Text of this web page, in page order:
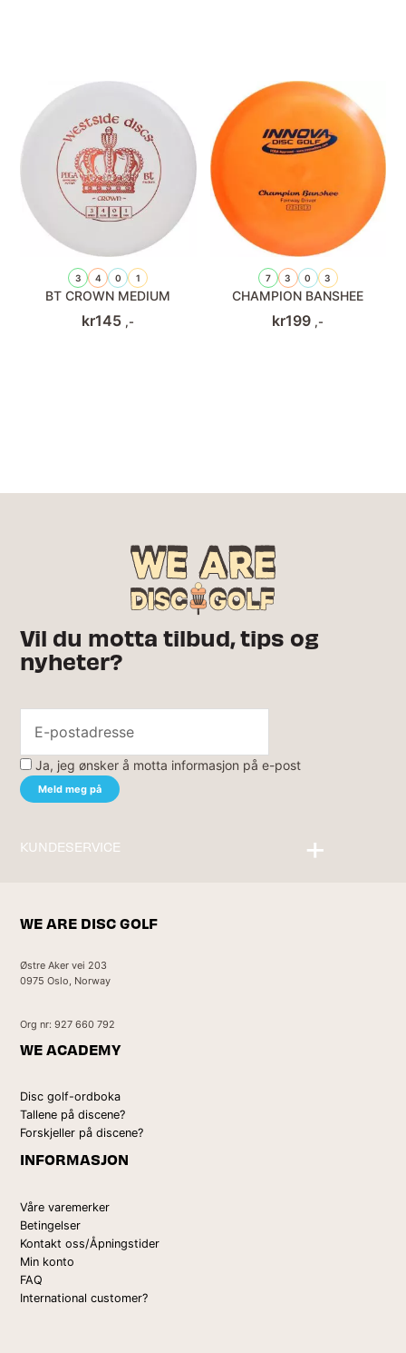
3 4 0 1
BT CROWN MEDIUM
kr145 ,-
7 3 0 3
CHAMPION BANSHEE
kr199 ,-
Vil du motta tilbud, tips og
nyheter?
Ja, jeg ønsker å motta informasjon på e-post
KUNDESERVICE
WE ARE DISC GOLF
Østre Aker vei 203
0975 Oslo, Norway
Org nr: 927 660 792
WE ACADEMY
Disc golf-ordboka
Tallene på discene?
Forskjeller på discene?
INFORMASJON
Våre varemerker
Betingelser
Kontakt oss/Åpningstider
Min konto
FAQ
International customer?